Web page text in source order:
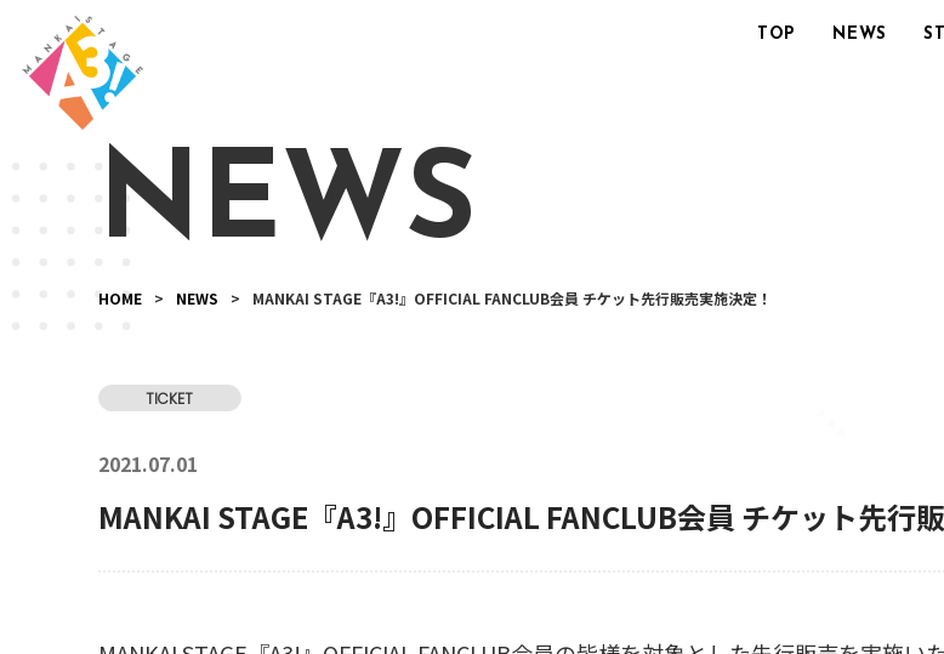
TOP NEWS
NEWS
HOME > NEWS > MANKAI STAGE『A3!』OFFICIAL FANCLUB会員 チケット先行販売実施決定！
TICKET
2021.07.01
MANKAI STAGE『A3!』OFFICIAL FANCLUB会員 チケット先行